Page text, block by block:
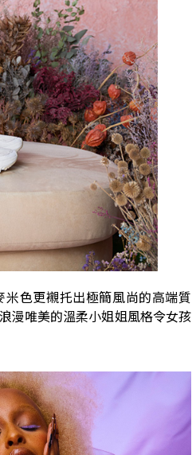
米色更襯托出極簡風尚的高端質
漫唯美的溫柔小姐姐風格令女孩